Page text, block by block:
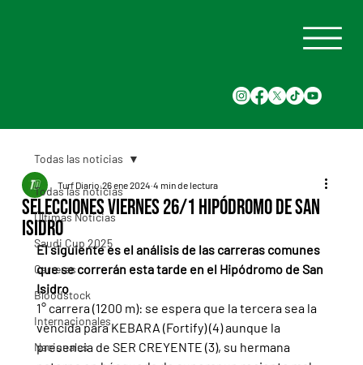
Todas las noticias
Últimas Noticias
Saudi Cup 2025
Carreras
Bloodstock
Internacionales
Nacionales
Todas las noticias
Selecciones Viernes 26/1 Hipódromo de San
Isidro
Turf Diario 26 ene 2024 4 min de lectura
El siguiente es el análisis de las carreras comunes
que se correrán esta tarde en el Hipódromo de San
Isidro
1° carrera (1200 m): se espera que la tercera sea la
vencida para KEBARA (Fortify) (4) aunque la
presencia de SER CREYENTE (3), su hermana